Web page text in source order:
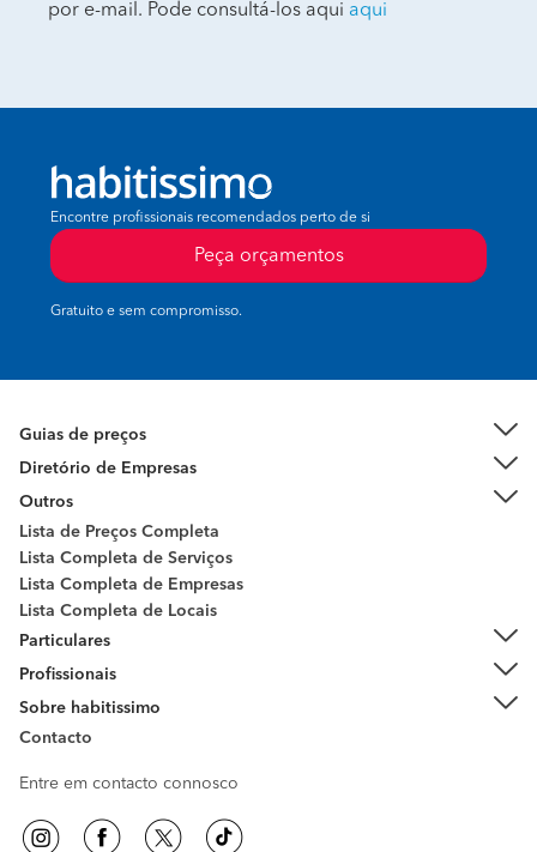
por e-mail. Pode consultá-los aqui aqui
Encontre profissionais recomendados perto de si
Peça orçamentos
Gratuito e sem compromisso.
Guias de preços
Diretório de Empresas
Outros
Lista de Preços Completa
Lista Completa de Serviços
Lista Completa de Empresas
Lista Completa de Locais
Particulares
Profissionais
Sobre habitissimo
Contacto
Entre em contacto connosco